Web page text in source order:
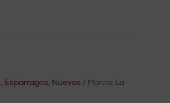
, Espárragos, Nuevos Marca: La